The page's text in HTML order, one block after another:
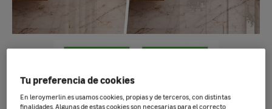
Tu preferencia de cookies
En leroymerlin.es usamos cookies, propias y de terceros, con distintas
finalidades. Algunas de estas cookies son necesarias para el correcto